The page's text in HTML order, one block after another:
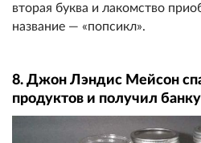
вторая буква и лакомство
название — «попсикл».
8. Джон Лэндис Мейсон
продуктов и получил